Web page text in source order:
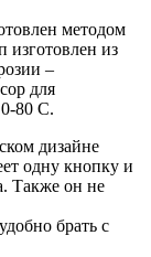
методом
изготовлен из
–
для
80 С.
дизайне
одну кнопку и
Также он не
брать с